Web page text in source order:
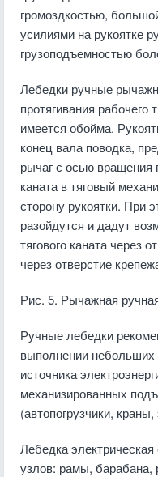
громоздкостью,
усилиями на рукоятке
грузоподъемностью
Лебедки ручные
протягивания рабочего
имеется обойма.
конец вала поводка,
рычаг с осью вращения
каната в тяговый
сторону рукоятки. При
разойдутся и дадут
тягового каната через
через отверстие
Рис. 5. Рычажная
Ручные лебедки
выполнении небольших
источника
механизированных
(автопогрузчики,
Лебедка
узлов: рамы, барабана,